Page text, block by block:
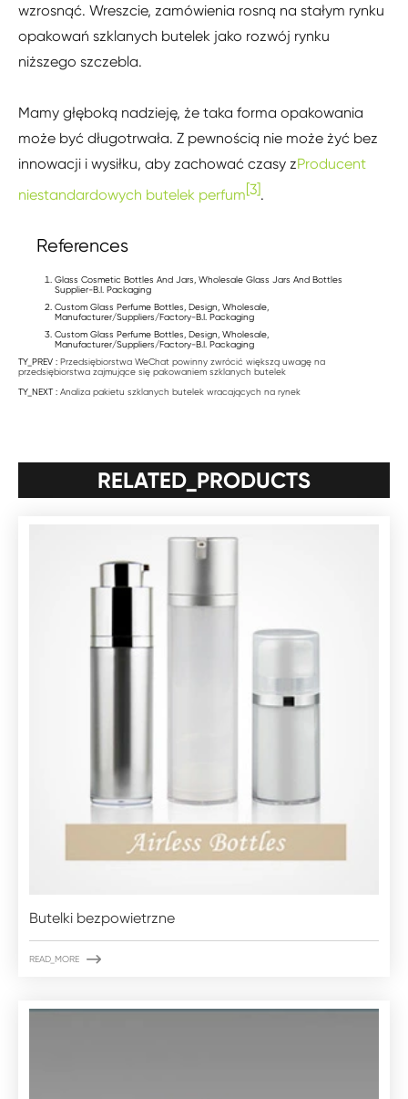
wzrosnąć. Wreszcie, zamówienia rosną na stałym rynku
opakowań szklanych butelek jako rozwój rynku
niższego szczebla.
Mamy głęboką nadzieję, że taka forma opakowania
może być długotrwała. Z pewnością nie może żyć bez
innowacji i wysiłku, aby zachować czasy zProducent
niestandardowych butelek perfum[3].
References
Glass Cosmetic Bottles And Jars, Wholesale Glass Jars And Bottles
Supplier-B.I. Packaging
Custom Glass Perfume Bottles, Design, Wholesale,
Manufacturer/Suppliers/Factory-B.I. Packaging
Custom Glass Perfume Bottles, Design, Wholesale,
Manufacturer/Suppliers/Factory-B.I. Packaging
TY_PREV : Przedsiębiorstwa WeChat powinny zwrócić większą uwagę na
przedsiębiorstwa zajmujące się pakowaniem szklanych butelek
TY_NEXT : Analiza pakietu szklanych butelek wracających na rynek
RELATED_PRODUCTS
Butelki bezpowietrzne
READ_MORE 